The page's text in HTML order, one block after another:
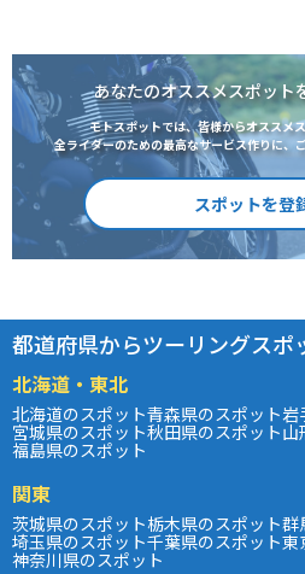
あなたのオススメスポット
モトスポットでは、皆様からオススメ
全ライダーのための最高なサービス作りに、
スポットを登
都道府県からツーリングスポ
北海道・東北
北海道のスポット青森県のスポット岩
宮城県のスポット秋田県のスポット山
福島県のスポット
関東
茨城県のスポット栃木県のスポット群
埼玉県のスポット千葉県のスポット東
神奈川県のスポット